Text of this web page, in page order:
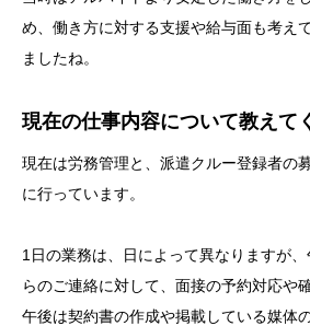
め、働き方に対する支援や給与面も考え
ましたね。
現在の仕事内容について教えて
現在は労務管理と、派遣クルー登録者の
に行っています。
1日の業務は、日によって異なりますが
らのご連絡に対して、面接の予約対応や
午後は契約書の作成や掲載している媒体